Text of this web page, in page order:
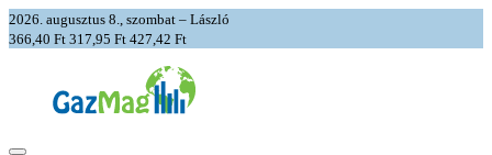
2026. augusztus 8., szombat – László
366,40 Ft 317,95 Ft 427,42 Ft